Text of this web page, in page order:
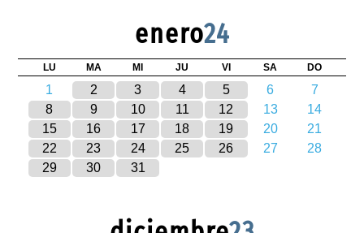
enero24
LU MA MI JU VI SA DO
1 2 3 4 5 6
7
8
9 10 11 12 13
14
15
16 17 18 19 20
21
22
23 24 25 26 27
28
29
30 31